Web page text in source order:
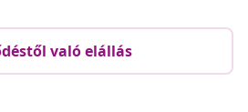
való elállás